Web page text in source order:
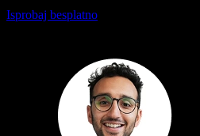
Isprobaj besplatno